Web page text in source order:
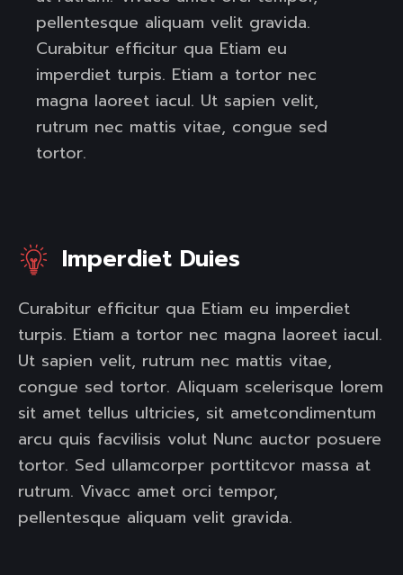
pellentesque aliquam velit gravida.
Curabitur efficitur qua Etiam eu
imperdiet turpis. Etiam a tortor nec
magna laoreet iacul. Ut sapien velit,
rutrum nec mattis vitae, congue sed
tortor.
Imperdiet Duies
Curabitur efficitur qua Etiam eu imperdiet
turpis. Etiam a tortor nec magna laoreet iacul.
Ut sapien velit, rutrum nec mattis vitae,
congue sed tortor. Aliquam scelerisque lorem
sit amet tellus ultricies, sit ametcondimentum
arcu quis facvilisis volut Nunc auctor posuere
tortor. Sed ullamcorper porttitcvor massa at
rutrum. Vivacc amet orci tempor,
pellentesque aliquam velit gravida.